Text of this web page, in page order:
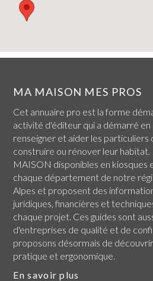
MA MAISON MES PROS
Cet annuaire pro est la forme
activité d'éditeur qui a démarré
renseigner et aider les particuliers
construire ou rénover leur
MAISON disponibles en kiosques
chaque département de notre
Alpes et proposent des
juridiques, financières et
chaque projet. Ces guides sont
d'entreprises de qualité et de
proposons désormais de
pratique et ergonomique.
En savoir plus